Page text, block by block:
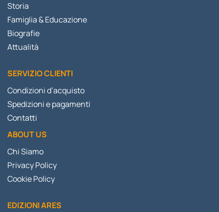
Storia
Famiglia & Educazione
Biografie
Attualità
SERVIZIO CLIENTI
Condizioni d’acquisto
Spedizioni e pagamenti
Contatti
ABOUT US
Chi Siamo
Privacy Policy
Cookie Policy
EDIZIONI ARES